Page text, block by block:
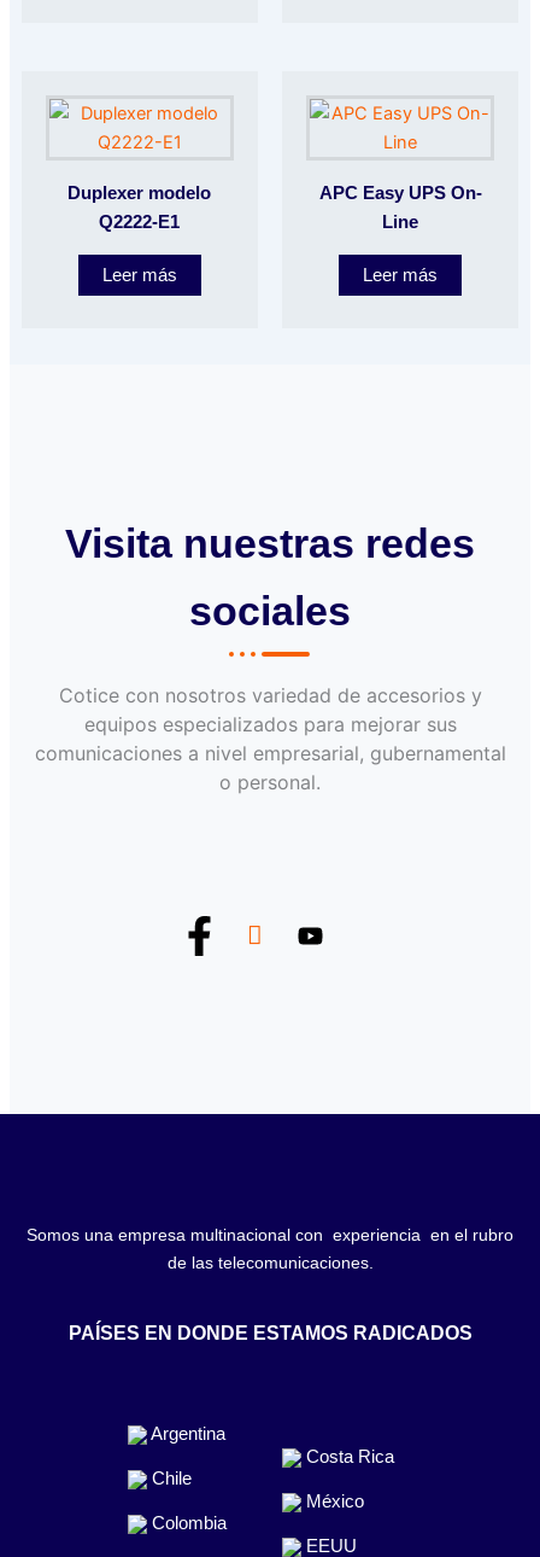
Duplexer modelo
Q2222-E1
Leer más
APC Easy UPS On-
Line
Leer más
Visita nuestras redes
sociales
Cotice con nosotros variedad de accesorios y
equipos especializados para mejorar sus
comunicaciones a nivel empresarial, gubernamental
o personal.
Somos una empresa multinacional con experiencia en el rubro
de las telecomunicaciones.
PAÍSES EN DONDE ESTAMOS RADICADOS
Argentina
Chile
Colombia
Costa Rica
México
EEUU